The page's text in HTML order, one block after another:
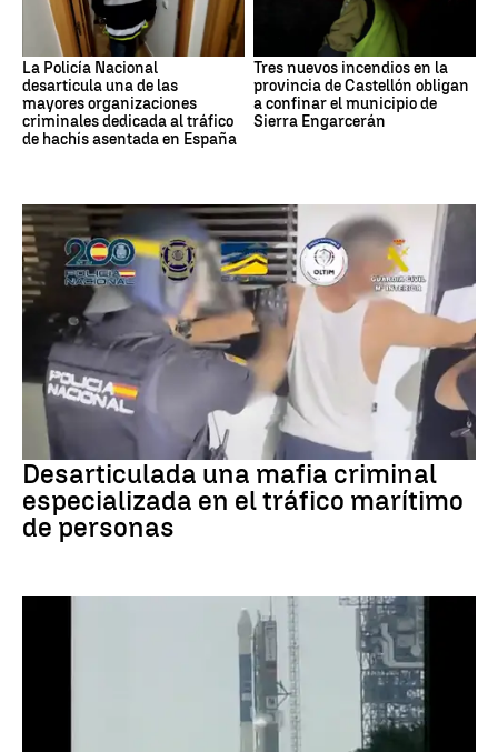
La Policía Nacional
desarticula una de las
mayores organizaciones
criminales dedicada al tráfico
de hachís asentada en España
Tres nuevos incendios en la
provincia de Castellón obligan
a confinar el municipio de
Sierra Engarcerán
Tráfico de personas
Desarticulada una mafia criminal
especializada en el tráfico marítimo
de personas